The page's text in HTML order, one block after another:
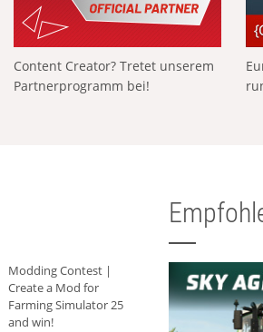
Content Creator? Tretet unserem
Partnerprogramm bei!
Modding Contest |
Create a Mod for
Farming Simulator 25
and win!